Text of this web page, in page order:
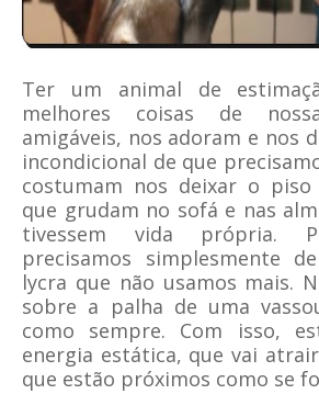
Ter um animal de
melhores coisas de
amigáveis, nos adoram e nos
incondicional de que
costumam nos deixar o
que grudam no sofá e nas
tivessem vida própria.
precisamos simplesmente
lycra que não usamos mais.
sobre a palha de uma
como sempre. Com isso,
energia estática, que vai
que estão próximos como se